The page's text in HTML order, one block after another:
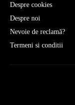
Despre cookies
Despre noi
Nevoie de reclamă?
Termeni si conditii